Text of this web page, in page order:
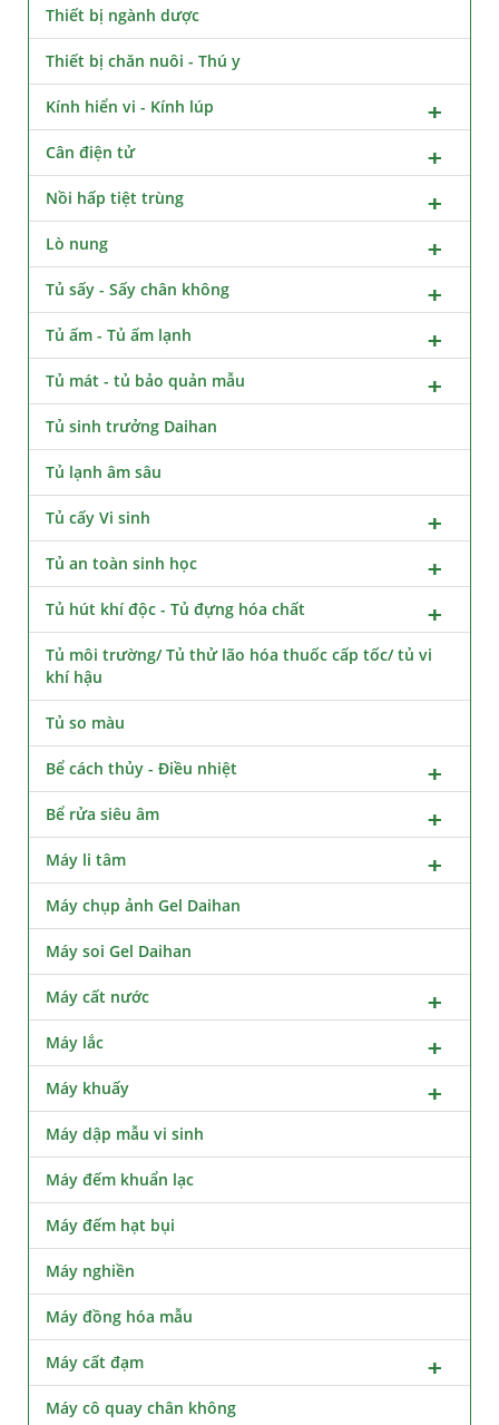
Thiết bị ngành dược
Thiết bị chăn nuôi - Thú y
Kính hiển vi - Kính lúp
Cân điện tử
Nồi hấp tiệt trùng
Lò nung
Tủ sấy - Sấy chân không
Tủ ấm - Tủ ấm lạnh
Tủ mát - tủ bảo quản mẫu
Tủ sinh trưởng Daihan
Tủ lạnh âm sâu
Tủ cấy Vi sinh
Tủ an toàn sinh học
Tủ hút khí độc - Tủ đựng hóa chất
Tủ môi trường/ Tủ thử lão hóa thuốc cấp tốc/ tủ vi
khí hậu
Tủ so màu
Bể cách thủy - Điều nhiệt
Bể rửa siêu âm
Máy li tâm
Máy chụp ảnh Gel Daihan
Máy soi Gel Daihan
Máy cất nước
Máy lắc
Máy khuấy
Máy dập mẫu vi sinh
Máy đếm khuẩn lạc
Máy đếm hạt bụi
Máy nghiền
Máy đồng hóa mẫu
Máy cất đạm
Máy cô quay chân không